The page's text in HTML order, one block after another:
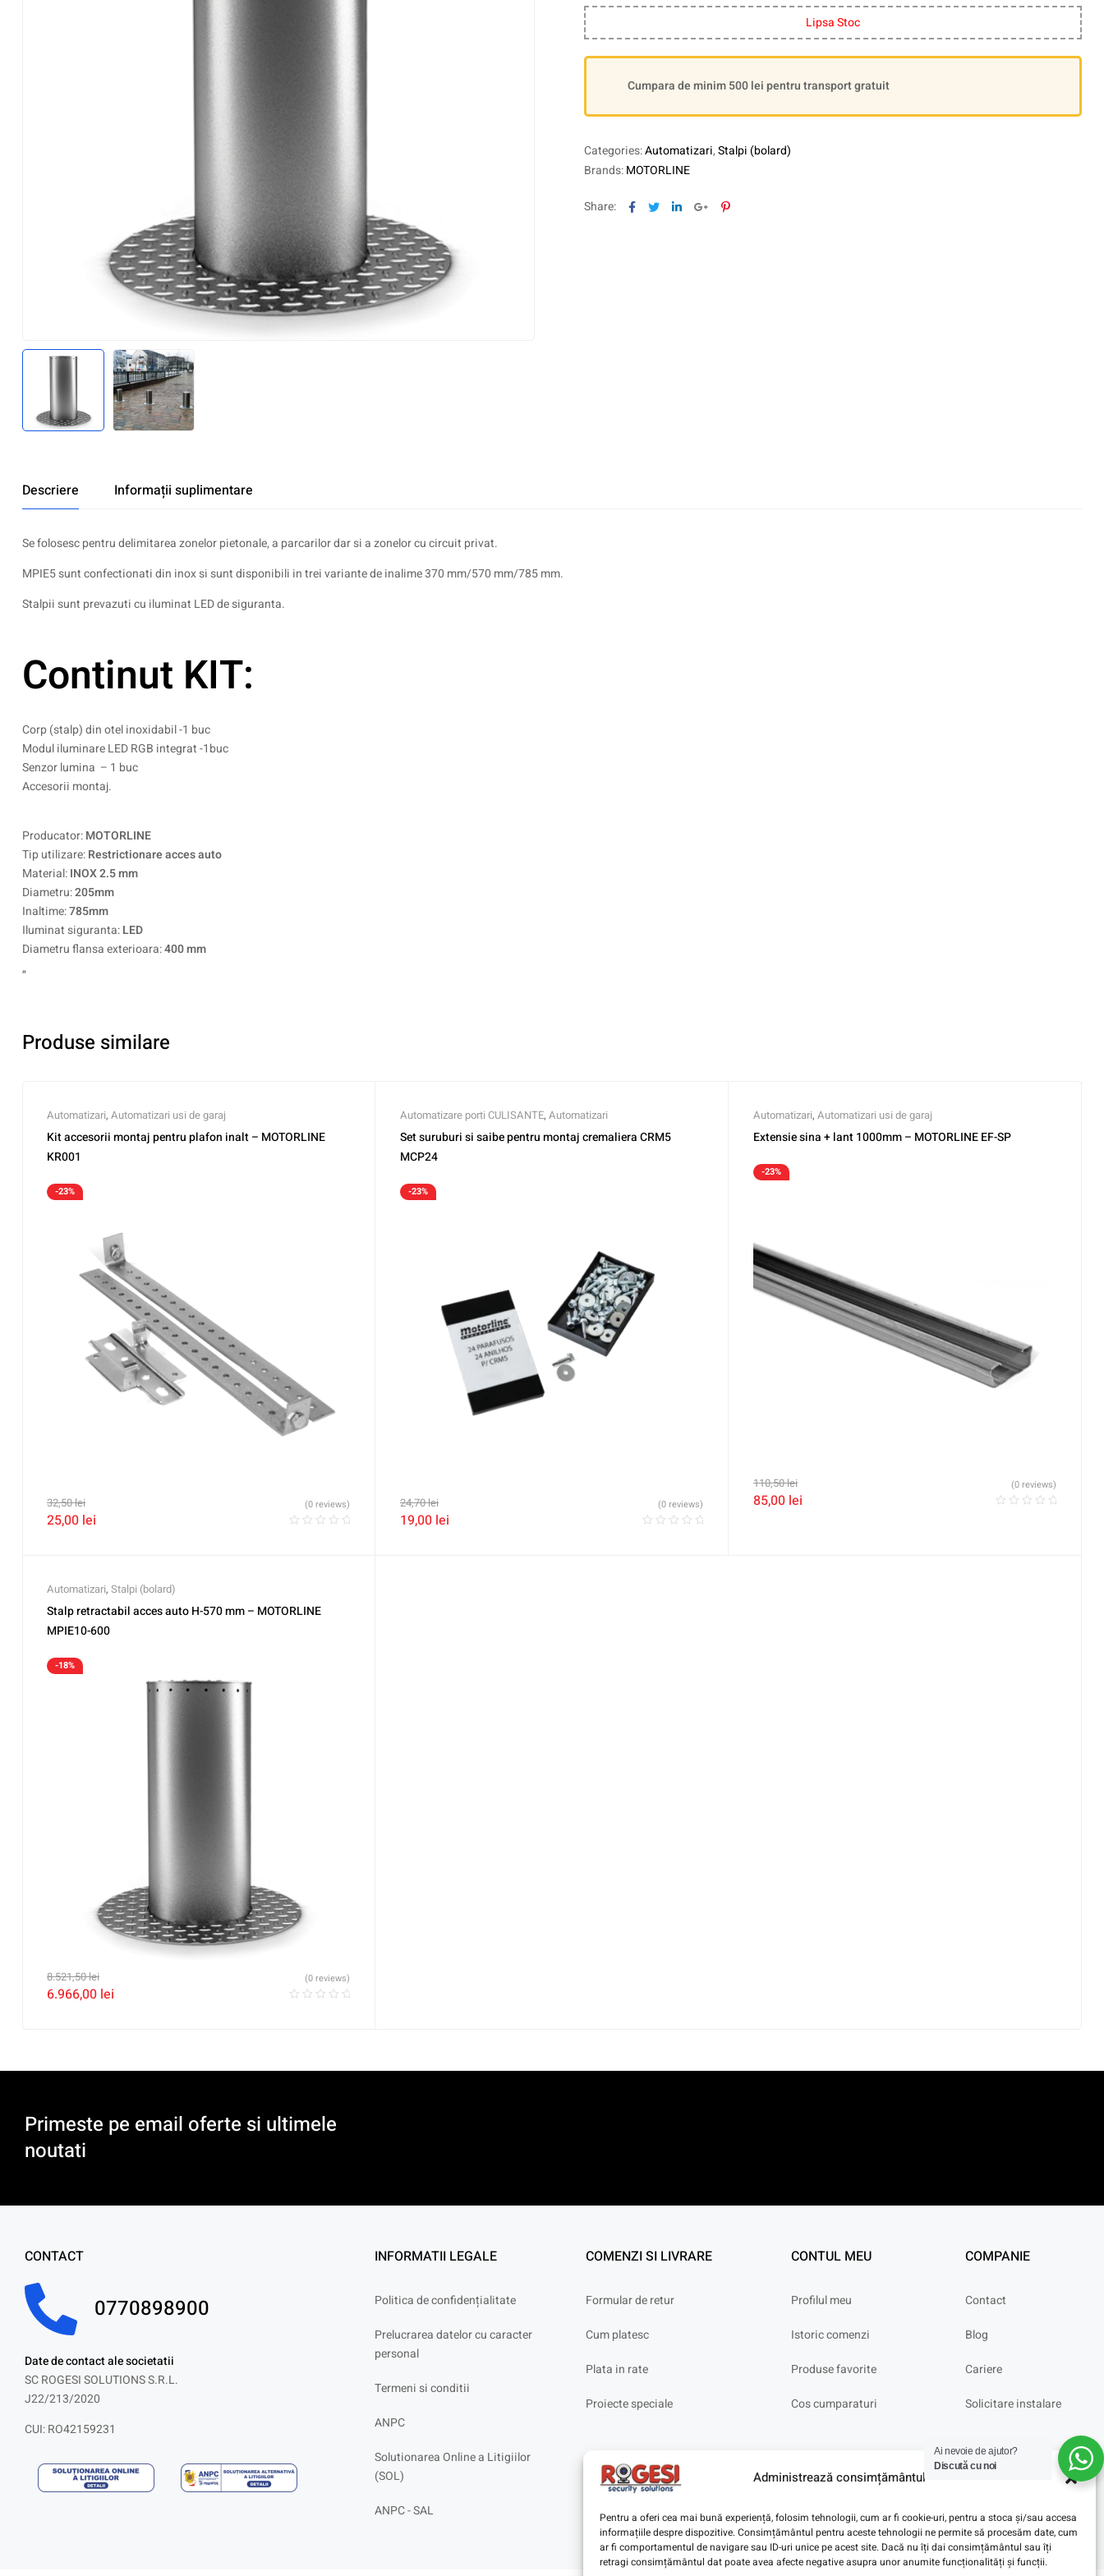
Administrează consimțământul
Pentru a oferi cea mai bună experiență, folosim tehnologii, cum ar fi cookie-uri, pentru a stoca și/sau accesa
informațiile despre dispozitive. Consimțământul pentru aceste tehnologii ne permite să procesăm date, cum
ar fi comportamentul de navigare sau ID-uri unice pe acest site. Dacă nu îți dai consimțământul sau îți
retragi consimțământul dat poate avea afecte negative asupra unor anumite funcționalități și funcții.
Lipsa Stoc
Cumpara de minim 500 lei pentru transport gratuit
Categories:Automatizari,Stalpi (bolard)
Brands:MOTORLINE
Share: Facebook
TwitterLinkedinGoogle+Pinterest
Descriere Informații suplimentare
Se folosesc pentru delimitarea zonelor pietonale, a parcarilor dar si a zonelor cu circuit privat.
MPIE5 sunt confectionati din inox si sunt disponibili in trei variante de inalime 370 mm/570 mm/785 mm.
Stalpii sunt prevazuti cu iluminat LED de siguranta.
Continut KIT:
Corp (stalp) din otel inoxidabil -1 buc
Modul iluminare LED RGB integrat -1buc
Senzor lumina – 1 buc
Accesorii montaj.
Producator:MOTORLINE
Tip utilizare:Restrictionare acces auto
Material:INOX 2.5 mm
Diametru:205mm
Inaltime:785mm
Iluminat siguranta:LED
Diametru flansa exterioara:400 mm
„
Produse similare
Automatizari, Automatizari usi de garaj
Kit accesorii montaj pentru plafon inalt – MOTORLINE
KR001
-23%
32,50lei
25,00 lei
(0 reviews)
Automatizare porti CULISANTE, Automatizari
Set suruburi si saibe pentru montaj cremaliera CRM5
MCP24
-23%
24,70lei
19,00 lei
(0 reviews)
Automatizari, Automatizari usi de garaj
Extensie sina + lant 1000mm – MOTORLINE EF-SP
-23%
110,50lei
85,00 lei
(0 reviews)
Automatizari, Stalpi (bolard)
Stalp retractabil acces auto H-570 mm – MOTORLINE
MPIE10-600
-18%
8.521,50lei
6.966,00 lei
(0 reviews)
Primeste pe email oferte si ultimele
noutati
CONTACT
0770898900
Date de contact ale societatii
SC ROGESI SOLUTIONS S.R.L.
J22/213/2020
CUI: RO42159231
INFORMATII LEGALE
Politica de confidențialitate
Prelucrarea datelor cu caracter
personal
Termeni si conditii
ANPC
Solutionarea Online a Litigiilor
(SOL)
ANPC - SAL
COMENZI SI LIVRARE
Formular de retur
Cum platesc
Plata in rate
Proiecte speciale
CONTUL MEU
Profilul meu
Istoric comenzi
Produse favorite
Cos cumparaturi
COMPANIE
Contact
Blog
Cariere
Solicitare instalare
Ai nevoie de ajutor?
Discută cu noi